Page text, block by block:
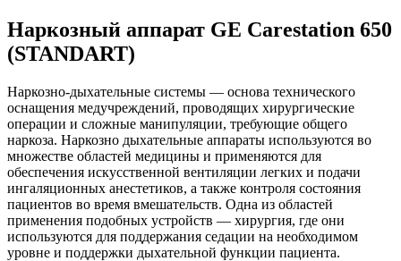
Наркозный аппарат GE Carestation 650
(STANDART)
Наркозно-дыхательные системы — основа технического
оснащения медучреждений, проводящих хирургические
операции и сложные манипуляции, требующие общего
наркоза. Наркозно дыхательные аппараты используются во
множестве областей медицины и применяются для
обеспечения искусственной вентиляции легких и подачи
ингаляционных анестетиков, а также контроля состояния
пациентов во время вмешательств. Одна из областей
применения подобных устройств — хирургия, где они
используются для поддержания седации на необходимом
уровне и поддержки дыхательной функции пациента.